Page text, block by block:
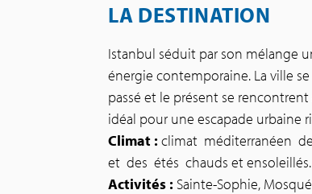
LA DESTINATION
Istanbul séduit par son mélange
énergie contemporaine. La ville
passé et le présent se
idéal pour une escapade urbaine
Climat : climat méditerranéen
et des étés chauds et ensoleillés.
Activités : Sainte-Sophie,